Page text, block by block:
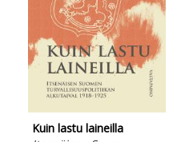
Kuin lastu laineilla